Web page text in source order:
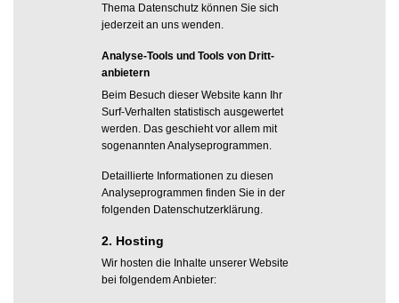
Thema Datenschutz können Sie sich
jederzeit an uns wenden.
Analyse-Tools und Tools von Dritt­
anbietern
Beim Besuch dieser Website kann Ihr
Surf-Verhalten statistisch ausgewertet
werden. Das geschieht vor allem mit
sogenannten Analyseprogrammen.
Detaillierte Informationen zu diesen
Analyseprogrammen finden Sie in der
folgenden Datenschutzerklärung.
2. Hosting
Wir hosten die Inhalte unserer Website
bei folgendem Anbieter: